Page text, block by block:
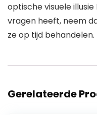
optische visuele
vragen heeft, neem
ze op tijd behandelen.
Gerelateerde